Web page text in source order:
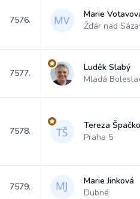
7576.
Marie
Žďár nad
7577.
Luděk Slabý
Mladá
7578.
Tereza
Praha 5
7579.
Marie Jinková
Dubné